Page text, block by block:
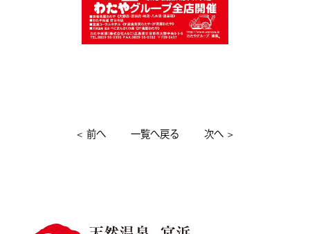
＜前へ 一覧へ戻る 次へ＞